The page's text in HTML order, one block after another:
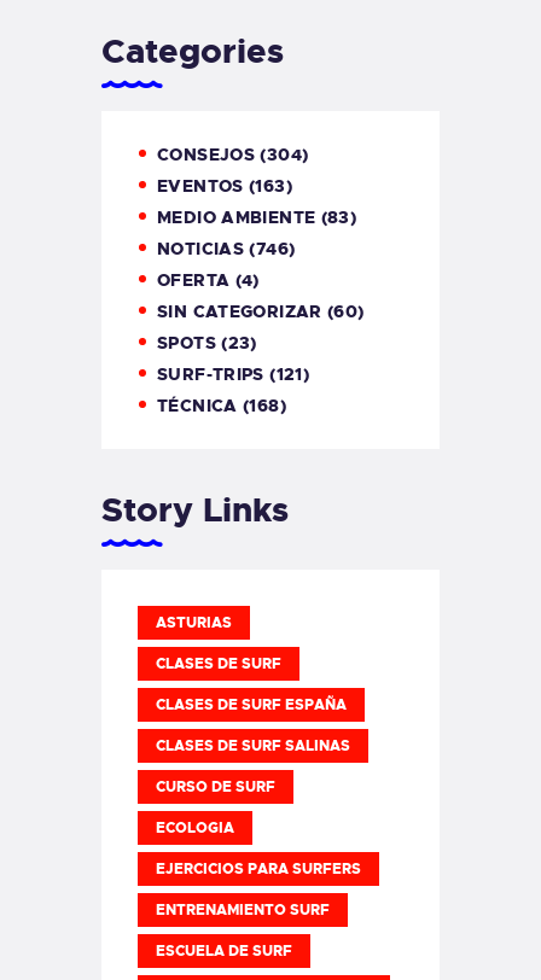
Categories
CONSEJOS (304)
EVENTOS (163)
MEDIO AMBIENTE (83)
NOTICIAS (746)
OFERTA (4)
SIN CATEGORIZAR (60)
SPOTS(23)
SURF-TRIPS (121)
TÉCNICA (168)
Story Links
ASTURIAS
CLASES DE SURF
CLASES DE SURF ESPAÑA
CLASES DE SURF SALINAS
CURSO DE SURF
ECOLOGIA
EJERCICIOS PARA SURFERS
ENTRENAMIENTO SURF
ESCUELA DE SURF